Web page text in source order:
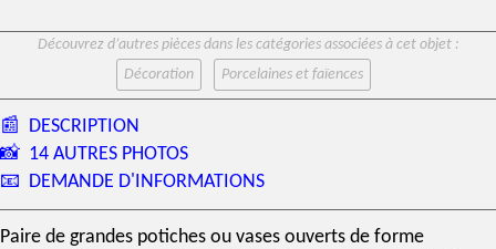
Découvrez d’autres pièces dans les catégories associées à cet objet :
Décoration
Porcelaines et faïences
📰 DESCRIPTION
📸 14 AUTRES PHOTOS
📧 DEMANDE D'INFORMATIONS
Paire de grandes potiches ou vases ouverts de forme